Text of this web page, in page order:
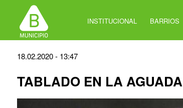
INSTITUCIONAL BARRIOS
Back
top
18.02.2020 - 13:47
TABLADO EN LA AGUADA